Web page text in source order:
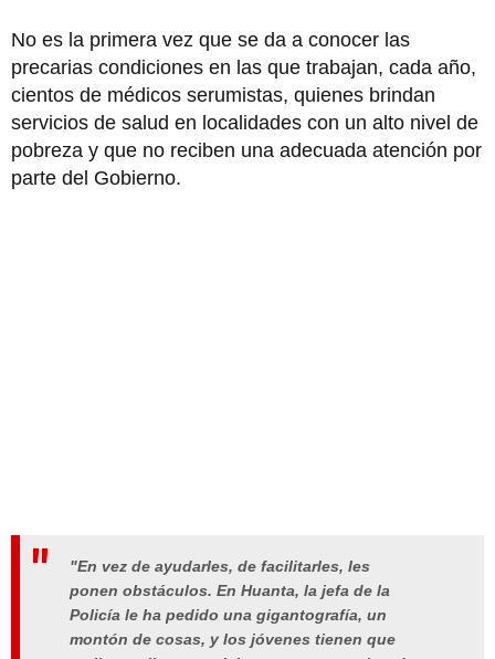
No es la primera vez que se da a conocer las
precarias condiciones en las que trabajan, cada año,
cientos de médicos serumistas, quienes brindan
servicios de salud en localidades con un alto nivel de
pobreza y que no reciben una adecuada atención por
parte del Gobierno.
"En vez de ayudarles, de facilitarles, les
ponen obstáculos. En Huanta, la jefa de la
Policía le ha pedido una gigantografía, un
montón de cosas, y los jóvenes tienen que